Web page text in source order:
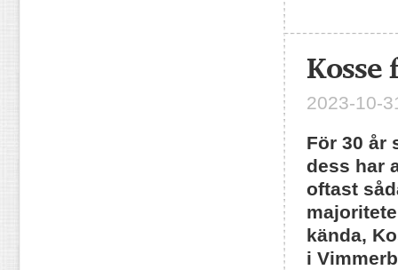
2023-10-
För 30 år
dess har
oftast
kända,
i